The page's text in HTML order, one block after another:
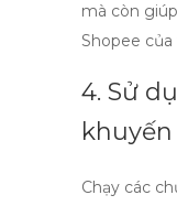
mà còn giúp
Shopee
4. Sử
Chạy các